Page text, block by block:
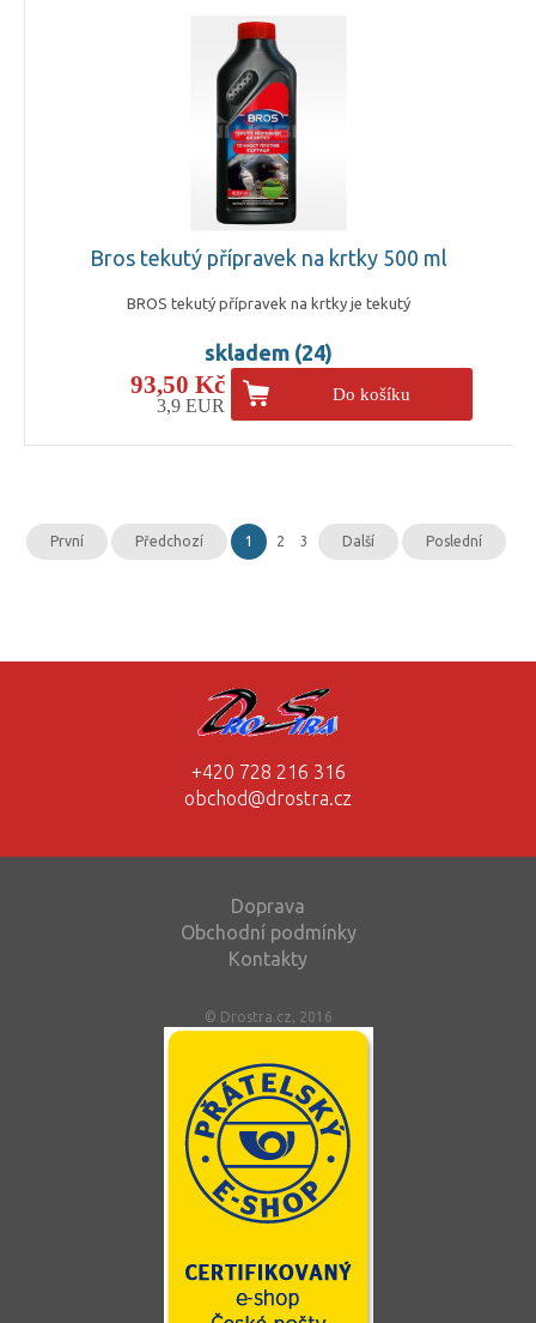
Bros tekutý přípravek na krtky 500 ml
BROS tekutý přípravek na krtky je tekutý
skladem (24)
93,50 Kč
3,9 EUR
Do košíku
První Předchozí 1 2 3 Další Poslední
+420 728 216 316
obchod@drostra.cz
Doprava
Obchodní podmínky
Kontakty
© Drostra.cz, 2016